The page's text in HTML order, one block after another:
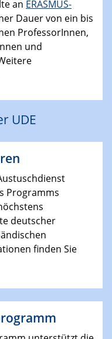
an ERASMUS-
Dauer von ein bis
ProfessorInnen,
und
UDE
Programms
deutscher
finden Sie